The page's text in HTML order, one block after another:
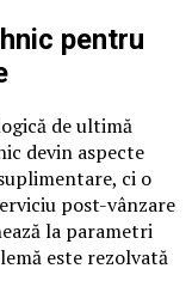
pentru
de ultimă
devin aspecte
ci o
post-vânzare
la parametri
este rezolvată